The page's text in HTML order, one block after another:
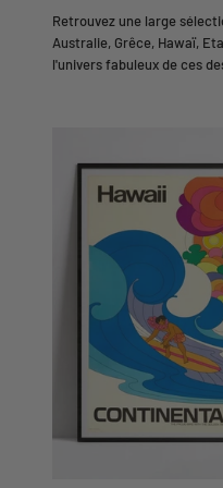
Retrouvez une large
Australie, Grêce, Hawaï,
l'univers fabuleux de ces